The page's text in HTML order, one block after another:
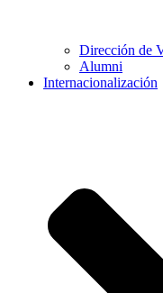
Dirección de
Alumni
Internacionalización